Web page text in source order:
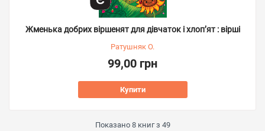
Жменька добрих віршенят для дівчаток і хлоп’ят : вірші
Ратушняк О.
99,00 грн
Купити
Показано 8книг з 49